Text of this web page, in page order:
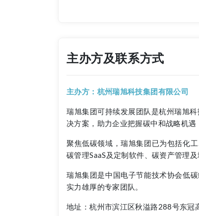
主办方及联系方式
主办方：杭州瑞旭科技集团有限公司
瑞旭集团可持续发展团队是杭州瑞旭
决方案，助力企业把握碳中和战略机
聚焦低碳领域，瑞旭集团已为包括化
碳管理SaaS及定制软件、碳资产管理及
瑞旭集团是中国电子节能技术协会低
实力雄厚的专家团队。
地址：杭州市滨江区秋溢路288号东冠